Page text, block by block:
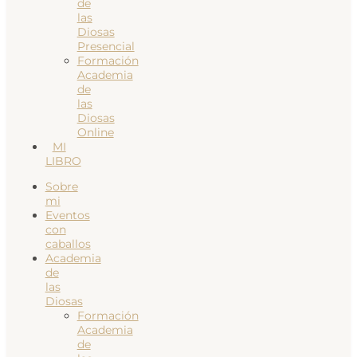
de
las
Diosas
Presencial
Formación
Academia
de
las
Diosas
Online
MI
LIBRO
Sobre
mi
Eventos
con
caballos
Academia
de
las
Diosas
Formación
Academia
de